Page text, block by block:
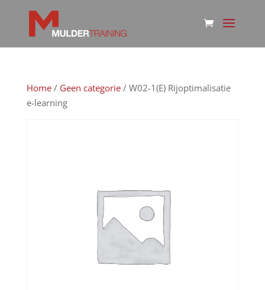
Home/ Geen categorie/ W02-1(E) Rijoptimalisatie
e-learning